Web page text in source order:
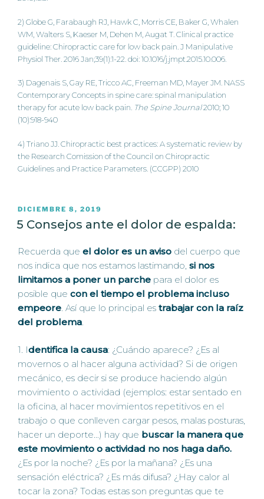
2) Globe G, Farabaugh RJ, Hawk C, Morris CE, Baker G, Whalen
WM, Walters S, Kaeser M, Dehen M, Augat T. Clinical practice
guideline: Chiropractic care for low back pain. J Manipulative
Physiol Ther. 2016 Jan;39(1):1-22. doi: 10.1016/j.jmpt.2015.10.006.
3) Dagenais S, Gay RE, Tricco AC, Freeman MD, Mayer JM. NASS
Contemporary Concepts in spine care: spinal manipulation
therapy for acute low back pain. The Spine Journal2010; 10
(10):918-940
4) Triano JJ. Chiropractic best practices: A systematic review by
the Research Comission of the Council on Chiropractic
Guidelines and Practice Parameters. (CCGPP) 2010
PUBLICADO
EL
DICIEMBRE 8, 2019
5 Consejos ante el dolor de espalda:
Recuerda que el dolor es un aviso del cuerpo que
nos indica que nos estamos lastimando, si nos
limitamos a poner un parche para el dolor es
posible que con el tiempo el problema incluso
empeore. Así que lo principal es trabajar con la raíz
del problema.
1. Identifica la causa: ¿Cuándo aparece? ¿Es al
movernos o al hacer alguna actividad? Si de origen
mecánico, es decir si se produce haciendo algún
movimiento o actividad (ejemplos: estar sentado en
la oficina, al hacer movimientos repetitivos en el
trabajo o que conlleven cargar pesos, malas posturas,
hacer un deporte…) hay que buscar la manera que
este movimiento o actividad no nos haga daño.
¿Es por la noche? ¿Es por la mañana? ¿Es una
sensación eléctrica? ¿Es más difusa? ¿Hay calor al
tocar la zona? Todas estas son preguntas que te